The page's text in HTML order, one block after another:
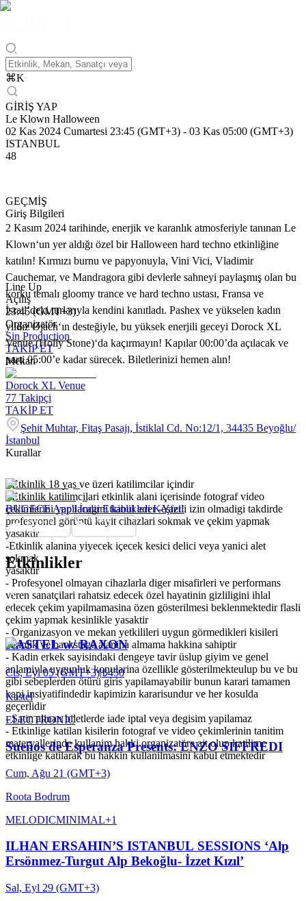
⌘K
GİRİŞ YAP
Le Klown Halloween
02 Kas 2024 Cumartesi 23:45 (GMT+3) - 03 Kas 05:00 (GMT+3)
ISTANBUL
48
GEÇMİŞ
Giriş Bilgileri
2 Kasım 2024 tarihinde, enerjik ve karanlık atmosferiyle tanınan Le
Klown‘un yer aldığı özel bir Halloween hard techno etkinliğine
katılın! Kırmızı burnu ve papyonuyla, Vini Vici, Vladimir
Cauchemar, ve Mandragora gibi devlerle sahneyi paylaşmış olan bu
korku temalı gloomy trance ve hard techno ustası, Fransa ve
İsrail’deki turlarıyla kendini kanıtladı. Pashex ve yükselen kadın
yıldız Øjach‘ın desteğiyle, bu yüksek enerjili geceyi Dorock XL
Venue (Holly Stone)‘da kaçırmayın! Kapılar 00:00’da açılacak ve
parti 05:00’e kadar sürecek. Biletlerinizi hemen alın!
Line Up
Açılış
23:45 (GMT+3)
Organizatör
Sin Production
TAKİP ET
Mekan
Dorock XL Venue
77 Takipçi
TAKİP ET
Şehit Muhtar, Fitaş Pasajı, İstiklal Cd. No:12/1, 34435 Beyoğlu/
İstanbul
Kurallar
- Etkinlik 18 yas ve üzeri katilimcilar içindir
- Etkinlik katilimcilari etkinlik alani içerisinde fotograf video
çekimlerini yapilacagini kabul eder -Yazili izin olmadigi takdirde
profesyonel görüntü kayit cihazlari sokmak ve çekim yapmak
yasaktir
-Etkinlik alanina yiyecek içecek kesici delici veya yanici alet
sokmak
yasaktir
- Profesyonel olmayan cihazlarla diger misafirleri ve performans
veren sanatçilari rahatsiz edecek özel hayatinin gizliligini ihlal
edecek çekim yapilmamasina özen gösterilmesi beklenmektedir flasli
çekim yapmak kesinlikle yasaktir
- Organizasyon ve mekan yetkilileri uygun görmedikleri kisileri
etkinlik ve backstage alanina almama hakkina sahiptir
- Kadin erkek sayisindaki dengeye tavir üslup giyim ve genel
anlamiyla uygunluk konularina özellikle gösterilmekteulup bu ve bu
gibi sebeplerden ötürü giris yapilamayabilir bunun karari tamamen
kapi insiyatifindedir kapimizin kararisundur ve her kosulda
geçerlidir
- Satin alinan biletlerde iade iptal veya degisim yapilamaz
- Etkinlige katilan kisilerin fotograf ve video çekimlerinin tanitim
materyallerinde kullanim hakki organizatöre ait olup katilime
etkinlige katilarak bu hakkin kullanilmasini kabul etmektedir
BUGECE App'i İndir Etkinlikleri Keşfet!
Etkinlikler
KASTEL w/ RAXON
Cts, Eyl 05 (GMT+3)|₺450
Kastel
ELECTRONIC
Sueños de Esperanza Presents: ENZO SIFFREDI
Cum, Ağu 21 (GMT+3)
Roota Bodrum
MELODICMINIMAL+1
ILHAN ERSAHIN’S ISTANBUL SESSIONS ‘Alp
Ersönmez-Turgut Alp Bekoğlu- İzzet Kızıl’
Sal, Eyl 29 (GMT+3)